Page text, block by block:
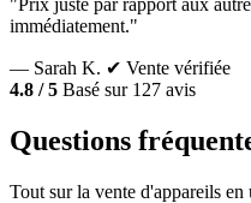
"Prix juste par rapport aux
immédiatement."
— Sarah K. ✔ Vente vérifiée
4.8 / 5 Basé sur 127 avis
Questions
Tout sur la vente d'appareils